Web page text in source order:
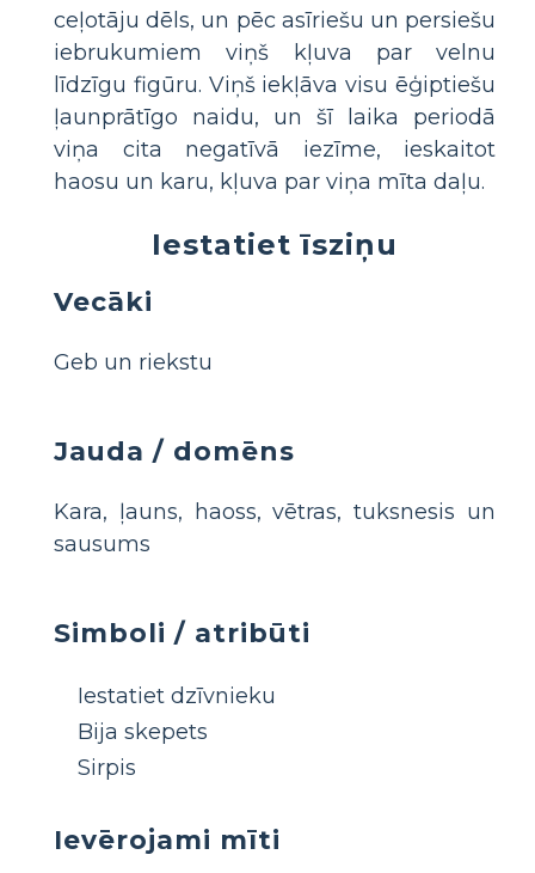
ceļotāju dēls, un pēc asīriešu un persiešu
iebrukumiem viņš kļuva par velnu
līdzīgu figūru. Viņš iekļāva visu ēģiptiešu
ļaunprātīgo naidu, un šī laika periodā
viņa cita negatīvā iezīme, ieskaitot
haosu un karu, kļuva par viņa mīta daļu.
Iestatiet īsziņu
Vecāki
Geb un riekstu
Jauda / domēns
Kara, ļauns, haoss, vētras, tuksnesis un
sausums
Simboli / atribūti
Iestatiet dzīvnieku
Bija skepets
Sirpis
Ievērojami mīti